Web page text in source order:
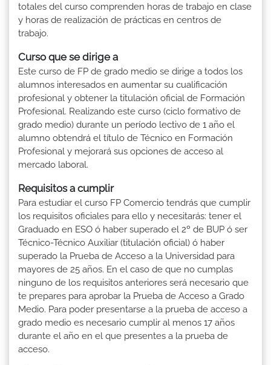
totales del curso comprenden horas de trabajo en clase
y horas de realización de prácticas en centros de
trabajo.
Curso que se dirige a
Este curso de FP de grado medio se dirige a todos los
alumnos interesados en aumentar su cualificación
profesional y obtener la titulación oficial de Formación
Profesional. Realizando este curso (ciclo formativo de
grado medio) durante un período lectivo de 1 año el
alumno obtendrá el título de Técnico en Formación
Profesional y mejorará sus opciones de acceso al
mercado laboral.
Requisitos a cumplir
Para estudiar el curso FP Comercio tendrás que cumplir
los requisitos oficiales para ello y necesitarás: tener el
Graduado en ESO ó haber superado el 2º de BUP ó ser
Técnico-Técnico Auxiliar (titulación oficial) ó haber
superado la Prueba de Acceso a la Universidad para
mayores de 25 años. En el caso de que no cumplas
ninguno de los requisitos anteriores será necesario que
te prepares para aprobar la Prueba de Acceso a Grado
Medio. Para poder presentarse a la prueba de acceso a
grado medio es necesario cumplir al menos 17 años
durante el año en el que presentes a la prueba de
acceso.